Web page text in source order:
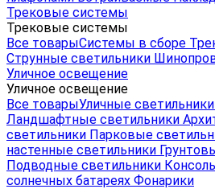
Трековые системы
Трековые системы
Все товарыСистемы в сборе
Струнные светильники
Уличное освещение
Уличное освещение
Все товарыУличные светильники
Ландшафтные светильники
светильники Парковые
настенные светильники
Подводные светильники
солнечных батареях Фонарики